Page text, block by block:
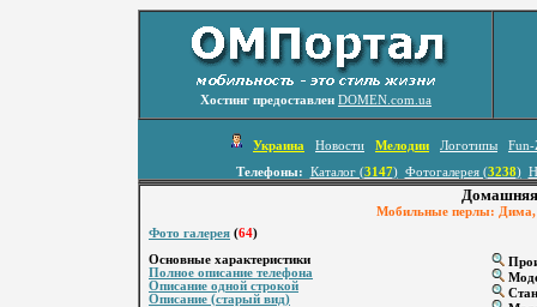
Хостинг предоставлен DOMEN.com.ua
Украина Новости Мелодии Логотипы
Fun-
Телефоны:
Каталог (3147) Фотогалерея (3238)
Домашняя
Мобильные перлы: Дима,
Фото галерея (64)
Основные характеристики
Полное описание телефона
Описание одной строкой
Описание (старый вид)